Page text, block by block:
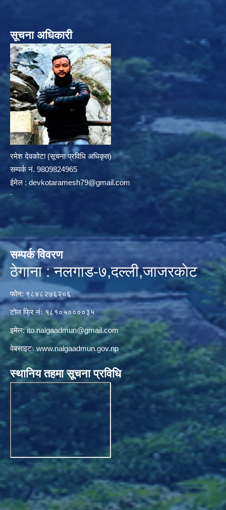
सूचना अधिकारी
रमेश देवकोटा (सूचना प्रविधि अधिकृत)
सम्पर्क न‌ं. 9809824965
ईमेल : devkotaramesh79@gmail.com
सम्पर्क विवरण
ठेगाना : नलगाड-७,दल्ली,जाजरकाेट
फोन: ९८४८२७६२०६
टोल फ्रि नंः १८१०५००००३५
इमेल:ito.nalgaadmun@gmail.com
वेबसाइटःwww.nalgaadmun.gov.np
स्थानिय तहमा सूचना प्रविधि